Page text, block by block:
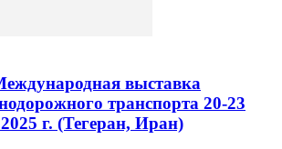
выставка
транспорта 20-23
г. (Тегеран, Иран)